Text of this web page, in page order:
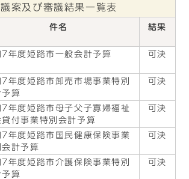
議案及び審議結果一覧表
件名 結果
7年度姫路市一般会計予算 可決
7年度姫路市卸売市場事業特別
算
可決
7年度姫路市母子父子寡婦福祉
貸付事業特別会計予算
可決
7年度姫路市国民健康保険事業
会計予算
可決
7年度姫路市介護保険事業特別
算
可決